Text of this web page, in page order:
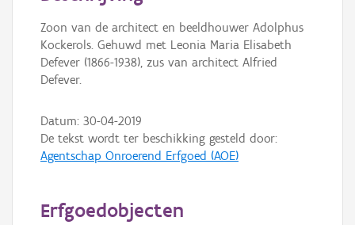
Persoon of collectief
Downloads
Hergebruik
Zoon van de architect en beeldhouwer Adolphus
Kockerols. Gehuwd met Leonia Maria Elisabeth
Defever (1866-1938), zus van architect Alfried
Defever.
Datum: 30-04-2019
De tekst wordt ter beschikking gesteld door:
Agentschap Onroerend Erfgoed (AOE)
Erfgoedobjecten